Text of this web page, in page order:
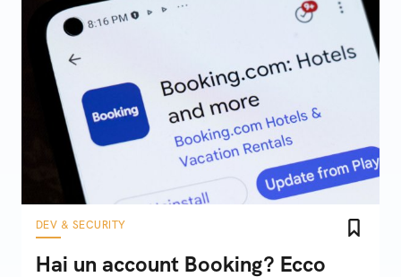
DEV & SECURITY
Hai un account Booking? Ecco